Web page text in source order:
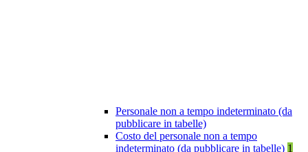
Personale non a tempo indeterminato (da
pubblicare in tabelle)
Costo del personale non a tempo
indeterminato (da pubblicare in tabelle) 1